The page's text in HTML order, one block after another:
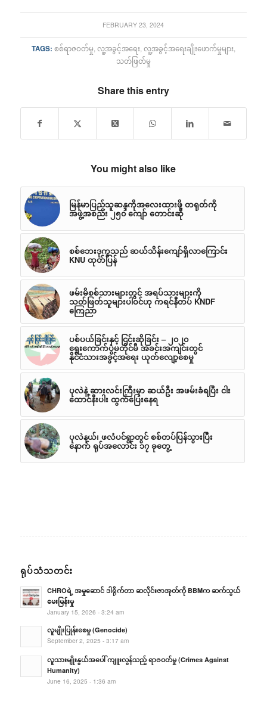
FEBRUARY 23, 2024
TAGS: စစ်ရာဇဝတ်မှု, လူ့အခွင့်အရေး, လူ့အခွင့်အရေးချိုးဖောက်မှုများ,
သတ်ဖြတ်မှု
Share this entry
You might also like
မြန်မာပြည်သူဆန္ဒကိုအလေးထားဖို့ တရုတ်ကို
အဖွဲ့အစည်း ၂၅၀ ကျော် တောင်းဆို
စစ်ဘေးဒုက္ခသည် ဆယ်သိန်းကျော်ရှိလာကြောင်း
KNU ထုတ်ပြန်
ဖမ်းမိစစ်သားများတွင် အရပ်သားများကို
သတ်ဖြတ်သူများပါဝင်ဟု ကရင်နီတပ် KNDF
ကြေညာ
ပစ်ပယ်ခြင်းနှင့် ငြင်းဆိုခြင်း – ၂၀၂၀
ရွေးကောက်ပွဲမတိုင်မီ အခင်းအကျင်းတွင်
နိုင်ငံသားအခွင့်အရေး ယုတ်လျော့စေမှု
ပုလဲနဲ့ ဆားလင်းကြီးမှာ ဆယ်ဦး အဖမ်းခံရပြီး ငါး
ထောင်နီးပါး ထွက်ပြေးနေရ
ပုလဲနယ်၊ ဖလံပင်ရွာတွင် စစ်တပ်ပြန်သွားပြီး
နောက် ရုပ်အလောင်း ၁၇ ခုတွေ့
ရုပ်သံသတင်း
CHROရဲ့ အမှုဆောင် ဒါရိုက်တာ ဆလိုင်းဇာအုတ်ကို BBMက ဆက်သွယ်
မေးမြန်းမှု
January 15, 2026 - 3:24 am
လူမျိုးပြုန်းစေမှု (Genocide)
September 2, 2025 - 3:17 am
လူသားမျိုးနွယ်အပေါ် ကျူးလွန်သည့် ရာဇဝတ်မှု (Crimes Against
Humanity)
June 16, 2025 - 1:36 am